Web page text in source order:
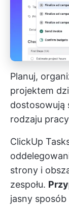
Planuj,
projektem
dostosowują
rodzaju pracy
ClickUp
strony i
zespołu.
jasny sposób